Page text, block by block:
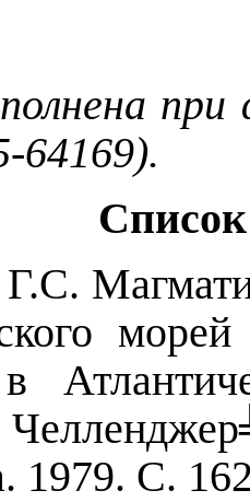
64169).
1979. С.